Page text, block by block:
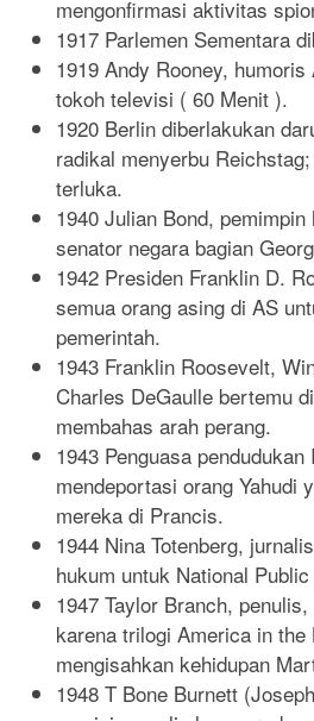
mengonfirmasi aktivitas
1917 Parlemen Sementara
1919 Andy Rooney,
tokoh televisi ( 60 Menit ).
1920 Berlin diberlakukan
radikal menyerbu
terluka.
1940 Julian Bond,
senator negara bagian
1942 Presiden Franklin D.
semua orang asing di AS
pemerintah.
1943 Franklin Roosevelt,
Charles DeGaulle bertemu
membahas arah perang.
1943 Penguasa
mendeportasi orang Yahudi
mereka di Prancis.
1944 Nina Totenberg,
hukum untuk National
1947 Taylor Branch,
karena trilogi America in the
mengisahkan kehidupan
1948 T Bone Burnett